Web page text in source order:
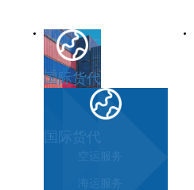
国际货代
国际货代
空运服务
海运服务